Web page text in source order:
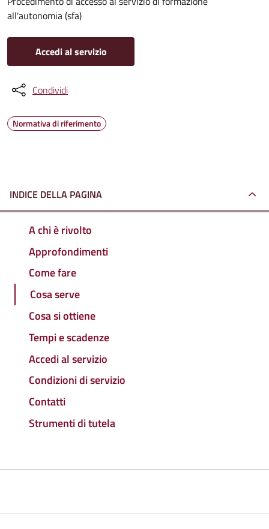
all'autonomia (sfa)
Accedi al servizio
Condividi
Normativa di riferimento
INDICE DELLA PAGINA
A chi è rivolto
Approfondimenti
Come fare
Cosa serve
Cosa si ottiene
Tempi e scadenze
Accedi al servizio
Condizioni di servizio
Contatti
Strumenti di tutela